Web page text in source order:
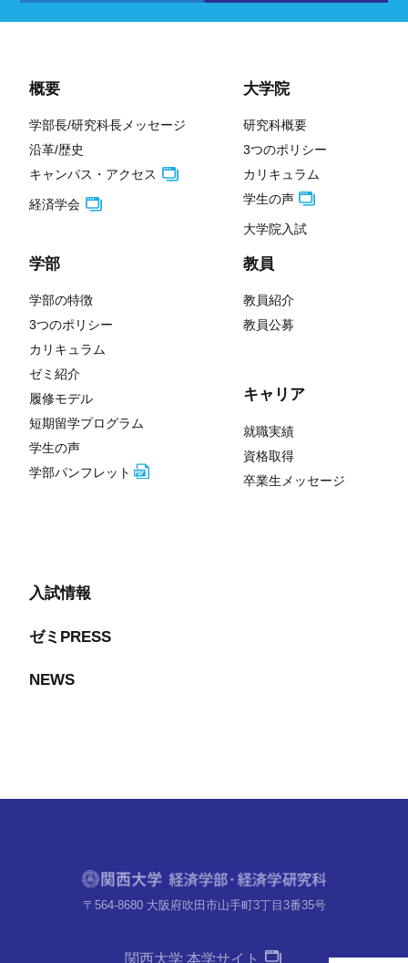
概要
学部長/研究科長メッセージ
沿革/歴史
キャンパス・アクセス
経済学会
学部
学部の特徴
3つのポリシー
カリキュラム
ゼミ紹介
履修モデル
短期留学プログラム
学生の声
学部パンフレット
大学院
研究科概要
3つのポリシー
カリキュラム
学生の声
大学院入試
教員
教員紹介
教員公募
キャリア
就職実績
資格取得
卒業生メッセージ
入試情報
ゼミPRESS
NEWS
〒564-8680 大阪府吹田市山手町3丁目3番35号
関西大学 本学サイト